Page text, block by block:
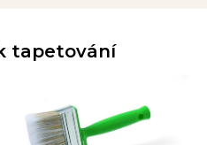
tapetování